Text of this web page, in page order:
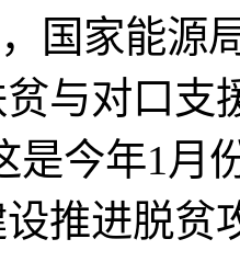
家能源局
贫与对口
是今年1
设推进脱